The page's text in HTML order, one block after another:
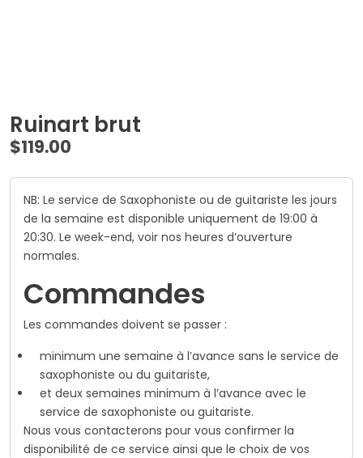
Ruinart brut
$119.00
NB: Le service de Saxophoniste ou de guitariste les jours
de la semaine est disponible uniquement de 19:00 à
20:30. Le week-end, voir nos heures d’ouverture
normales.
Commandes
Les commandes doivent se passer :
minimum une semaine à l’avance sans le service de
saxophoniste ou du guitariste,
et deux semaines minimum à l’avance avec le
service de saxophoniste ou guitariste.
Nous vous contacterons pour vous confirmer la
disponibilité de ce service ainsi que le choix de vos